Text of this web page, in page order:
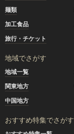
麺類
加工食品
旅行・チケット
地域でさがす
地域一覧
関東地方
中国地方
おすすめ特集でさがす